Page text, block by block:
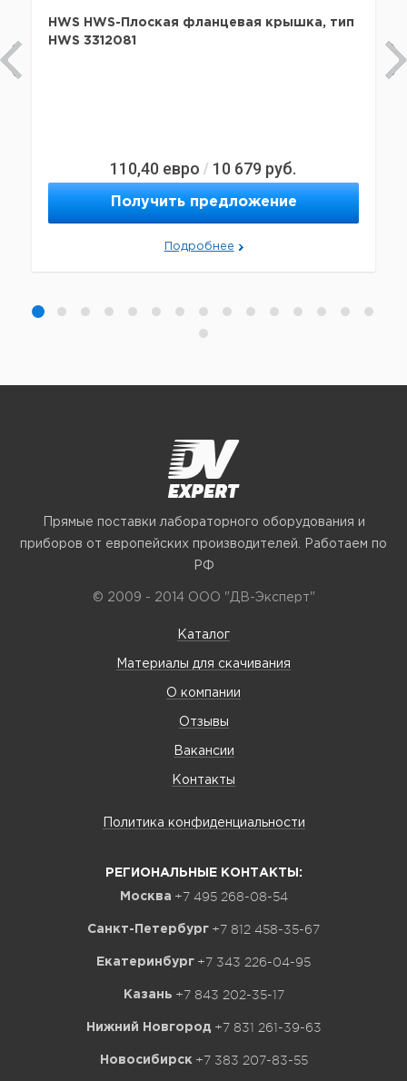
HWS HWS-Плоская фланцевая крышка, тип
HWS 3312081
110,40 евро / 10 679 руб.
Получить предложение
Подробнее
Прямые поставки лабораторного оборудования и
приборов от европейских производителей. Работаем по
РФ
© 2009 - 2014 ООО "ДВ-Эксперт"
Каталог
Материалы для скачивания
О компании
Отзывы
Вакансии
Контакты
Политика конфиденциальности
РЕГИОНАЛЬНЫЕ КОНТАКТЫ:
Москва +7 495 268-08-54
Санкт-Петербург +7 812 458-35-67
Екатеринбург +7 343 226-04-95
Казань +7 843 202-35-17
Нижний Новгород +7 831 261-39-63
Новосибирск +7 383 207-83-55